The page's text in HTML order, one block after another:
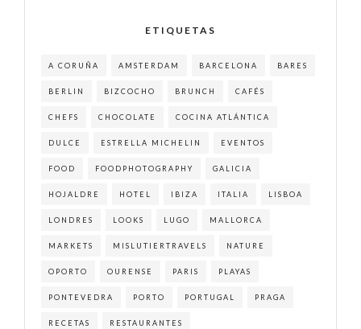
ETIQUETAS
A CORUÑA AMSTERDAM BARCELONA BARES
BERLIN BIZCOCHO BRUNCH CAFÉS
CHEFS CHOCOLATE COCINA ATLÁNTICA
DULCE ESTRELLA MICHELIN EVENTOS
FOOD FOODPHOTOGRAPHY GALICIA
HOJALDRE HOTEL IBIZA ITALIA LISBOA
LONDRES LOOKS LUGO MALLORCA
MARKETS MISLUTIERTRAVELS NATURE
OPORTO OURENSE PARIS PLAYAS
PONTEVEDRA PORTO PORTUGAL PRAGA
RECETAS RESTAURANTES